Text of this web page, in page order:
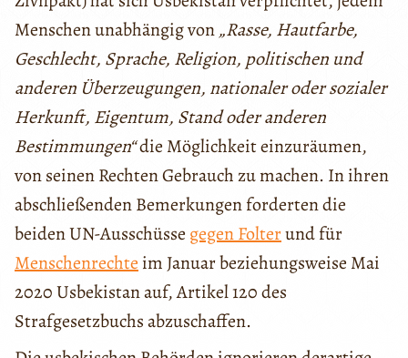
Menschen unabhängig von„Rasse, Hautfarbe,
Geschlecht, Sprache, Religion, politischen und
anderen Überzeugungen, nationaler oder sozialer
Herkunft, Eigentum, Stand oder anderen
Bestimmungen“die Möglichkeit einzuräumen,
von seinen Rechten Gebrauch zu machen. In ihren
abschließenden Bemerkungen forderten die
beiden UN-Ausschüsse gegen Folterund für
Menschenrechte im Januar beziehungsweise Mai
2020 Usbekistan auf, Artikel 120 des
Strafgesetzbuchs abzuschaffen.